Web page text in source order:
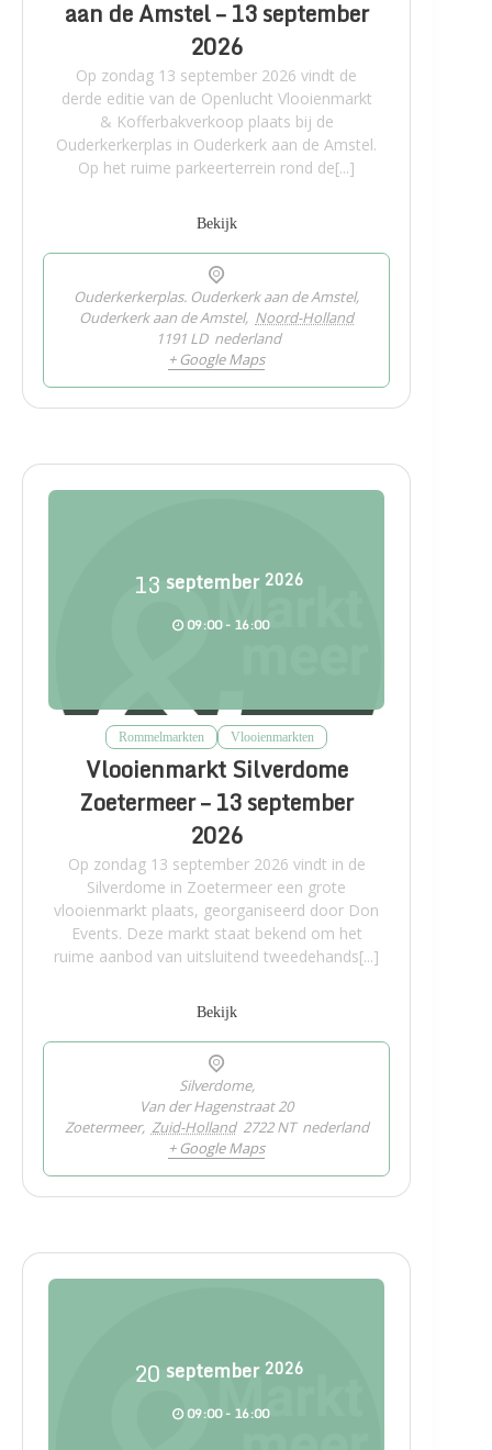
aan de Amstel – 13 september
2026
Op zondag 13 september 2026 vindt de
derde editie van de Openlucht Vlooienmarkt
& Kofferbakverkoop plaats bij de
Ouderkerkerplas in Ouderkerk aan de Amstel.
Op het ruime parkeerterrein rond de[...]
Bekijk
Ouderkerkerplas. Ouderkerk aan de Amstel,
Ouderkerk aan de Amstel, Noord-Holland
1191 LD nederland
+ Google Maps
13 september 2026
09:00 - 16:00
Rommelmarkten Vlooienmarkten
Vlooienmarkt Silverdome
Zoetermeer – 13 september
2026
Op zondag 13 september 2026 vindt in de
Silverdome in Zoetermeer een grote
vlooienmarkt plaats, georganiseerd door Don
Events. Deze markt staat bekend om het
ruime aanbod van uitsluitend tweedehands[...]
Bekijk
Silverdome,
Van der Hagenstraat 20
Zoetermeer, Zuid-Holland 2722 NT nederland
+ Google Maps
20 september 2026
09:00 - 16:00